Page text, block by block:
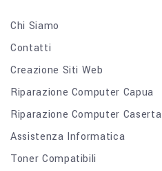
Chi Siamo
Contatti
Creazione Siti Web
Riparazione Computer Capua
Riparazione Computer Caserta
Assistenza Informatica
Toner Compatibili